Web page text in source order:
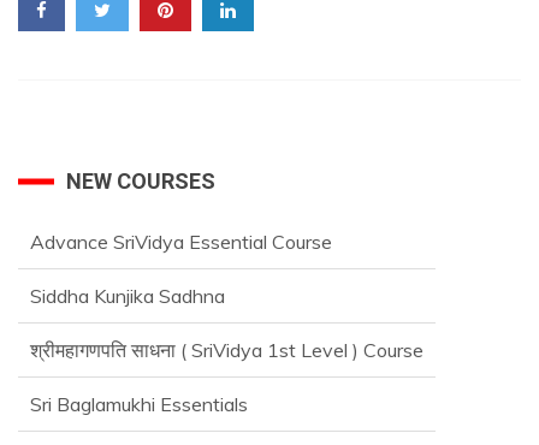
NEW COURSES
Siddha Kunjika Sadhna
श्रीमहागणपति साधना ( SriVidya 1st Level ) Course
Sri Baglamukhi Essentials
श्रीराजमातंगी-साधना